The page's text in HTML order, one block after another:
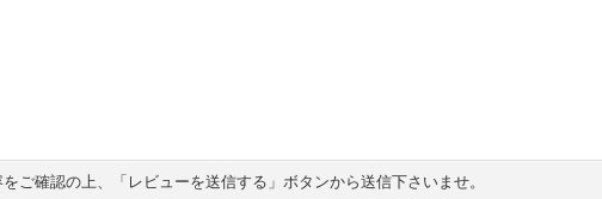
をご確認の上、「レビューを送信する」ボタンから送信下さいませ。